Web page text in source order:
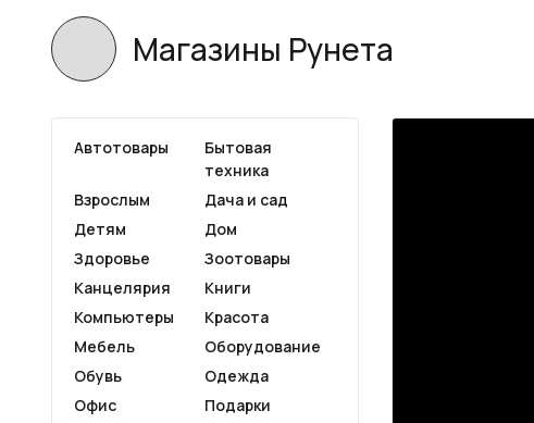
Магазины Рунета
Автотовары
Бытовая
техника
Взрослым
Дача и сад
Детям
Дом
Здоровье
Зоотовары
Канцелярия
Книги
Компьютеры
Красота
Мебель
Оборудование
Обувь
Одежда
Офис
Подарки